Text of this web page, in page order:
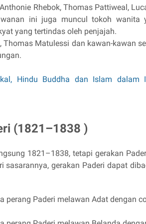
Rhebok, Thomas Pattiweal,
ini juga muncul tokoh wanita
yang tertindas oleh penjajah.
Matulessi dan kawan-kawan
Hindu Buddha dan Islam dalam
(1821–1838 )
1821–1838, tetapi gerakan
sasarannya, gerakan Paderi dapat
perang Paderi melawan Adat dengan